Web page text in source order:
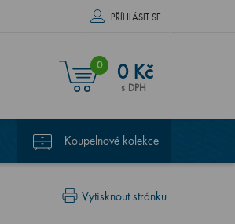
PŘÍHLÁSIT SE
0 0 Kč
s DPH
Koupelnové kolekce
Vytisknout stránku